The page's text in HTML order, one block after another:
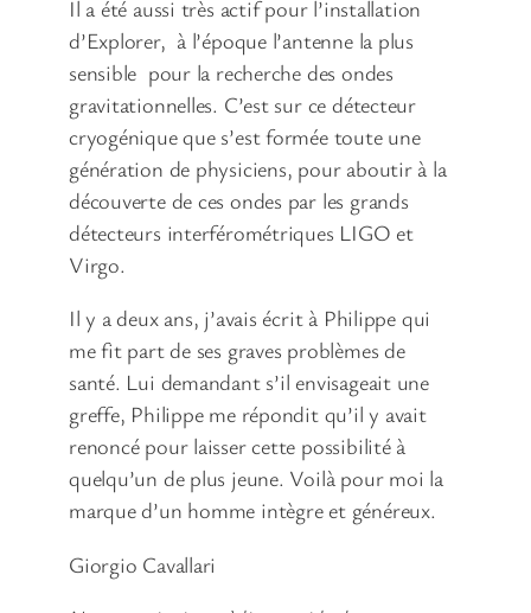
Il a été aussi très actif pour l’installation
d’Explorer, à l’époque l’antenne la plus
sensible pour la recherche des ondes
gravitationnelles. C’est sur ce détecteur
cryogénique que s’est formée toute une
génération de physiciens, pour aboutir à la
découverte de ces ondes par les grands
détecteurs interférométriques LIGO et
Virgo.
Il y a deux ans, j’avais écrit à Philippe qui
me fit part de ses graves problèmes de
santé. Lui demandant s’il envisageait une
greffe, Philippe me répondit qu’il y avait
renoncé pour laisser cette possibilité à
quelqu’un de plus jeune. Voilà pour moi la
marque d’un homme intègre et généreux.
Giorgio Cavallari